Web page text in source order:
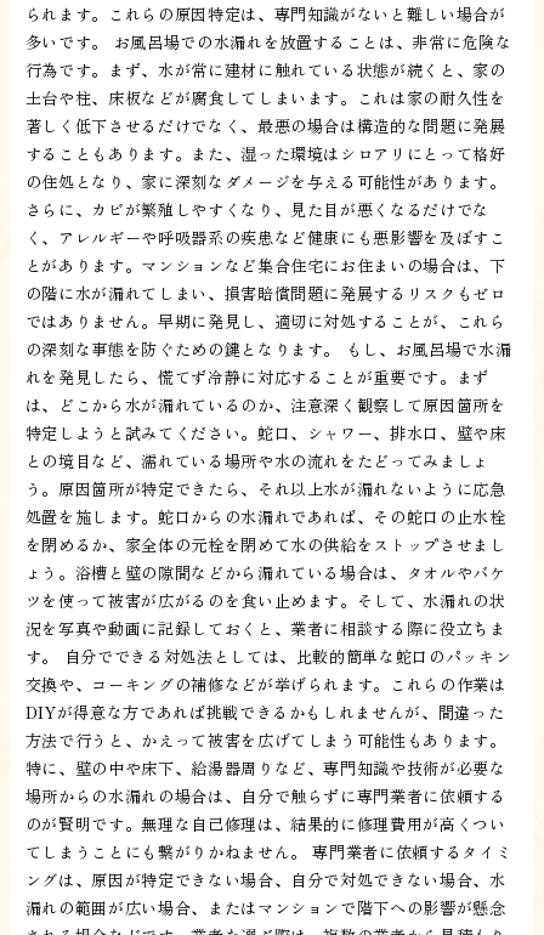
られます。これらの原因特定は、専門知識がないと難しい場合が
多いです。 お風呂場での水漏れを放置することは、非常に危険な
行為です。まず、水が常に建材に触れている状態が続くと、家の
土台や柱、床板などが腐食してしまいます。これは家の耐久性を
著しく低下させるだけでなく、最悪の場合は構造的な問題に発展
することもあります。また、湿った環境はシロアリにとって格好
の住処となり、家に深刻なダメージを与える可能性があります。
さらに、カビが繁殖しやすくなり、見た目が悪くなるだけでな
く、アレルギーや呼吸器系の疾患など健康にも悪影響を及ぼすこ
とがあります。マンションなど集合住宅にお住まいの場合は、下
の階に水が漏れてしまい、損害賠償問題に発展するリスクもゼロ
ではありません。早期に発見し、適切に対処することが、これら
の深刻な事態を防ぐための鍵となります。 もし、お風呂場で水漏
れを発見したら、慌てず冷静に対応することが重要です。まず
は、どこから水が漏れているのか、注意深く観察して原因箇所を
特定しようと試みてください。蛇口、シャワー、排水口、壁や床
との境目など、濡れている場所や水の流れをたどってみましょ
う。原因箇所が特定できたら、それ以上水が漏れないように応急
処置を施します。蛇口からの水漏れであれば、その蛇口の止水栓
を閉めるか、家全体の元栓を閉めて水の供給をストップさせまし
ょう。浴槽と壁の隙間などから漏れている場合は、タオルやバケ
ツを使って被害が広がるのを食い止めます。そして、水漏れの状
況を写真や動画に記録しておくと、業者に相談する際に役立ちま
す。 自分でできる対処法としては、比較的簡単な蛇口のパッキン
交換や、コーキングの補修などが挙げられます。これらの作業は
DIYが得意な方であれば挑戦できるかもしれませんが、間違った
方法で行うと、かえって被害を広げてしまう可能性もあります。
特に、壁の中や床下、給湯器周りなど、専門知識や技術が必要な
場所からの水漏れの場合は、自分で触らずに専門業者に依頼する
のが賢明です。無理な自己修理は、結果的に修理費用が高くつい
てしまうことにも繋がりかねません。 専門業者に依頼するタイミ
ングは、原因が特定できない場合、自分で対処できない場合、水
漏れの範囲が広い場合、またはマンションで階下への影響が懸念